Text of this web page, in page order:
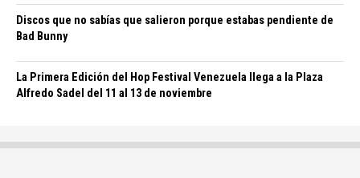
Discos que no sabías que salieron porque estabas pendiente de
Bad Bunny
La Primera Edición del Hop Festival Venezuela llega a la Plaza
Alfredo Sadel del 11 al 13 de noviembre